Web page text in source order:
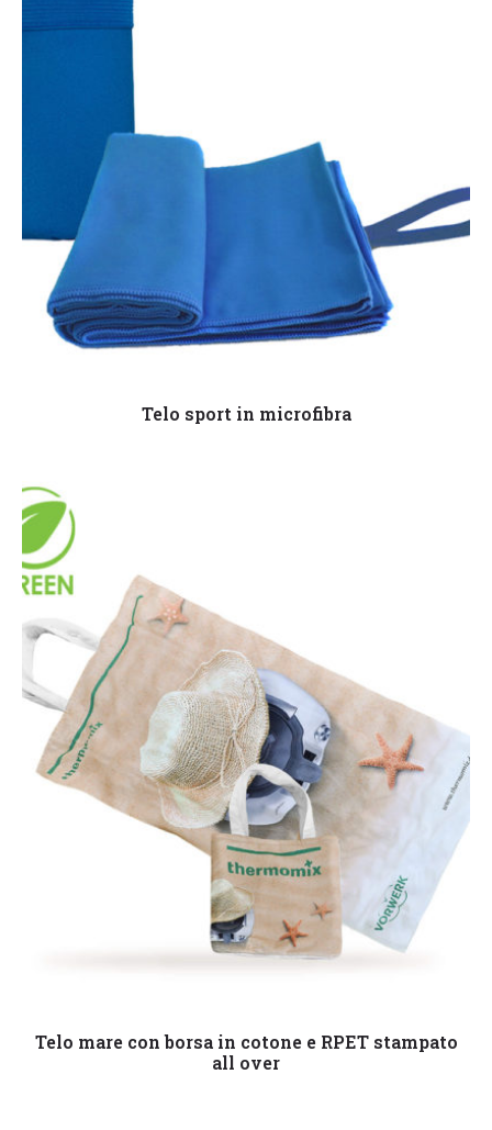
Leggi tutto
Telo sport in microfibra
Leggi tutto
Telo mare con borsa in cotone e RPET stampato
all over